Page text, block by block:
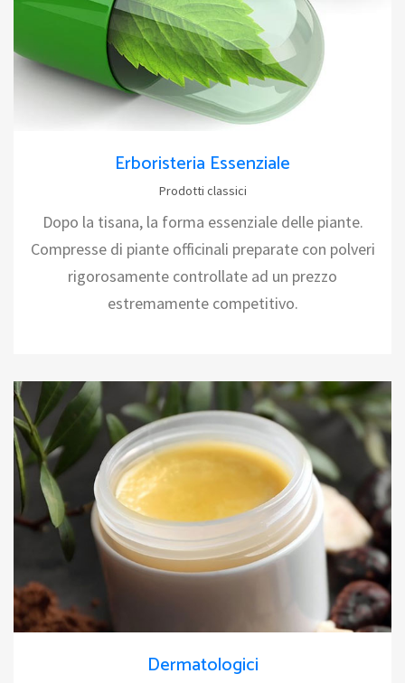
Erboristeria Essenziale
Prodotti classici
Dopo la tisana, la forma essenziale delle piante.
Compresse di piante officinali preparate con polveri
rigorosamente controllate ad un prezzo
estremamente competitivo.
Dermatologici